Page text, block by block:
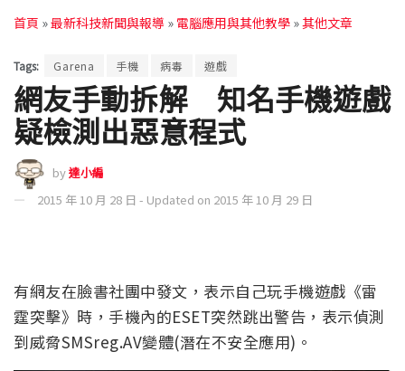
首頁 »最新科技新聞與報導 » 電腦應用與其他教學 »其他文章
Tags: Garena 手機 病毒 遊戲
網友手動拆解 知名手機遊戲
疑檢測出惡意程式
by達小編
2015 年 10 月 28 日 - Updated on 2015 年 10 月 29 日
有網友在臉書社團中發文，表示自己玩手機遊戲《雷
霆突擊》時，手機內的ESET突然跳出警告，表示偵測
到威脅SMSreg.AV變體(潛在不安全應用)。